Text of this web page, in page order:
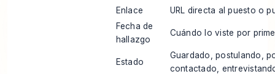
Enlace
URL directa al puesto o
Fecha de
hallazgo
Cuándo lo viste por
Estado
Guardado, postulando,
contactado,